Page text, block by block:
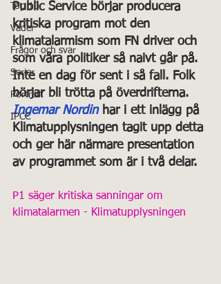
Top 10
Väder
Frågor och svar
Serier
Porträtt
IPCC
Public Service börjar producera
kritiska program mot den
klimatalarmism som FN driver och
som våra politiker så naivt går på.
Inte en dag för sent i så fall. Folk
börjar bli trötta på överdrifterna.
Ingemar Nordin har i ett inlägg på
Klimatupplysningen tagit upp detta
och ger här närmare presentation
av programmet som är i två delar.
P1 säger kritiska sanningar om
klimatalarmen - Klimatupplysningen